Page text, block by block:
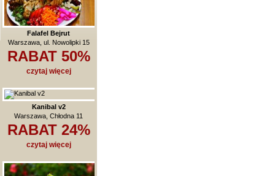
Falafel Bejrut
Warszawa, ul. Nowolipki 15
RABAT 50%
czytaj więcej
Kanibal v2
Warszawa, Chłodna 11
RABAT 24%
czytaj więcej